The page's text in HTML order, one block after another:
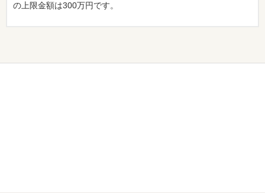
の上限金額は300万円です。